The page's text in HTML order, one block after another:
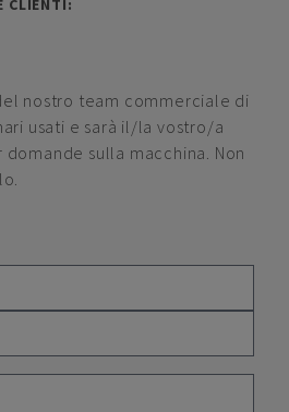
CLIENTI:
nostro team commerciale di
usati e sarà il/la vostro/a
sulla macchina. Non